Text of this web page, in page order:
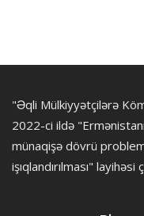
"Əqli Mülkiyyətçilərə
2022-ci ildə
münaqişə dövrü
işıqlandırılması" layihəsi